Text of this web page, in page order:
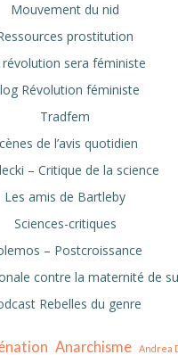
Mouvement du nid
prostitution
révolution sera féministe
Révolution féministe
Tradfem
de l’avis quotidien
– Critique de la science
Les amis de Bartleby
Sciences-critiques
– Postcroissance
contre la maternité de
Rebelles du genre
Anarchisme Andrea